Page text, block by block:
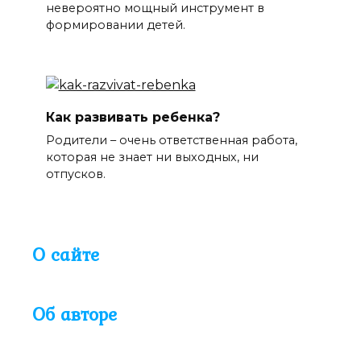
невероятно мощный инструмент в
формировании детей.
Как развивать ребенка?
Родители – очень ответственная работа,
которая не знает ни выходных, ни
отпусков.
О сайте
Об авторе